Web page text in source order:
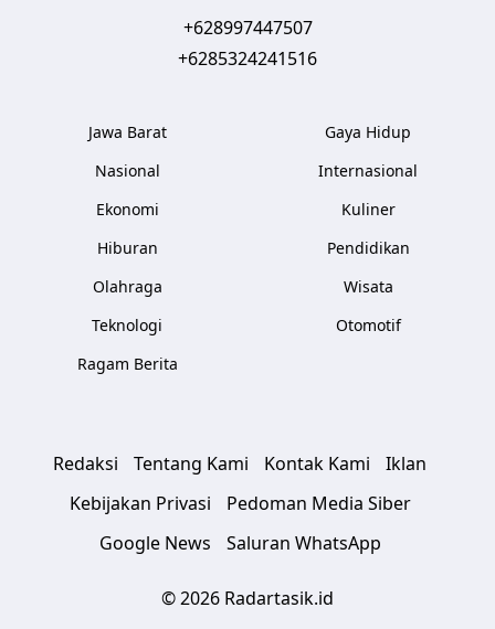
+628997447507
+6285324241516
Jawa Barat
Nasional
Ekonomi
Hiburan
Olahraga
Teknologi
Ragam Berita
Gaya Hidup
Internasional
Kuliner
Pendidikan
Wisata
Otomotif
Redaksi Tentang Kami Kontak Kami
Iklan
Kebijakan Privasi
Pedoman Media Siber
Google News
Saluran WhatsApp
© 2026 Radartasik.id